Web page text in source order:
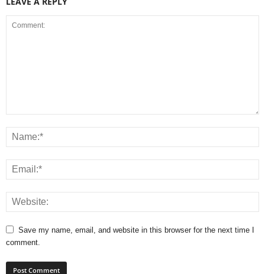
Save my name, email, and website in this browser for the next time I
comment.